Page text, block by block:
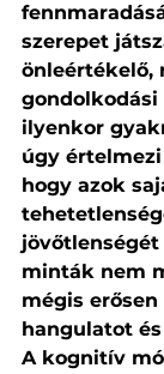
szerepet
önleértékelő,
ilyenkor
úgy
hogy azok
minták nem
mégis
hangulatot
A kognitív